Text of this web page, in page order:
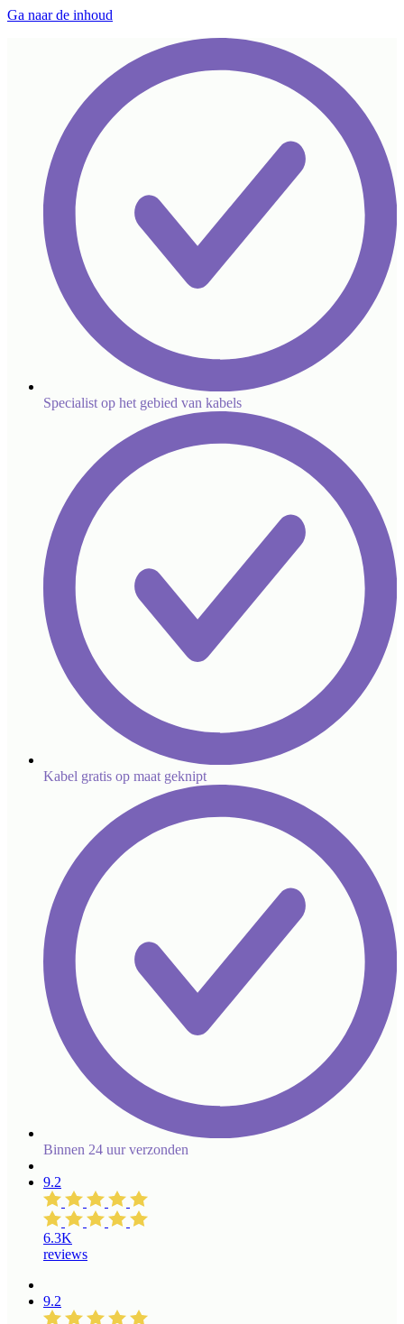
Ga naar de inhoud
Specialist op het gebied van kabels
Kabel gratis op maat geknipt
Binnen 24 uur verzonden
9.2
6.3K
reviews
9.2